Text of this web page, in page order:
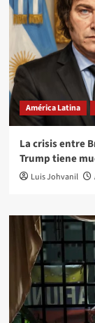
América Latina
La crisis entre
Trump tiene
Luis Johvanil